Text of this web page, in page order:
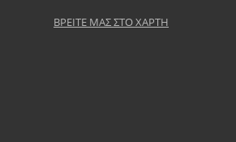
ΒΡΕΙΤΕ ΜΑΣ ΣΤΟ ΧΑΡΤΗ